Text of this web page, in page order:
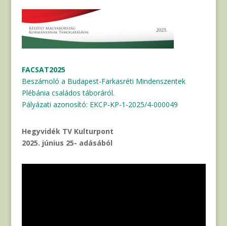
FACSAT2025
Beszámoló a Budapest-Farkasréti Mindenszentek
Plébánia családos táboráról.
Pályázati azonosító: EKCP-KP-1-2025/4-000049
Hegyvidék TV Kulturpont
2025. június 25- adásából